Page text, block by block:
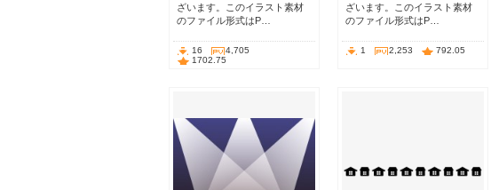
ざいます。このイラスト素材
のファイル形式はP…
16
4,705
1702.75
ざいます。このイラスト素材
のファイル形式はP…
1 2,253 792.05